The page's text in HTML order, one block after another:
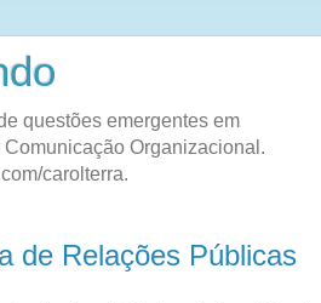
questões emergentes em
Organizacional.
carolterra.
de Relações Públicas